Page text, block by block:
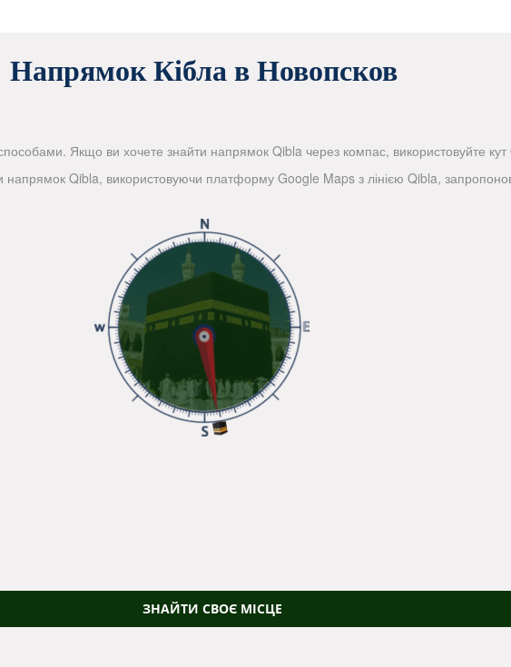
Напрямок Кібла в Новопсков
Якщо ви хочете знайти напрямок Qibla через компас, використовуйте кут
Qibla, використовуючи платформу Google Maps з лінією Qibla,
ЗНАЙТИ СВОЄ МІСЦЕ